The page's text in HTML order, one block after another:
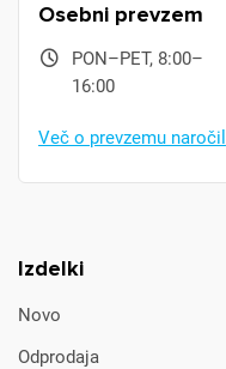
Izdelki
Novo
Odprodaja
Osebni prevzem
PON–PET, 8:00–
16:00
Več o prevzemu naročil